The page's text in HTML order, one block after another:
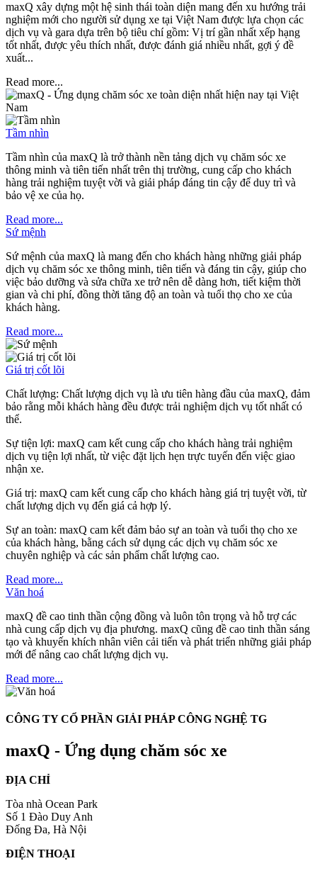
maxQ xây dựng một hệ sinh thái toàn diện mang đến xu hướng trải
nghiệm mới cho người sử dụng xe tại Việt Nam được lựa chọn các
dịch vụ và gara dựa trên bộ tiêu chí gồm: Vị trí gần nhất xếp hạng
tốt nhất, được yêu thích nhất, được đánh giá nhiều nhất, gợi ý đề
xuất...
Read more...
Tầm nhìn
Tầm nhìn của maxQ là trở thành nền tảng dịch vụ chăm sóc xe
thông minh và tiên tiến nhất trên thị trường, cung cấp cho khách
hàng trải nghiệm tuyệt vời và giải pháp đáng tin cậy để duy trì và
bảo vệ xe của họ.
Read more...
Sứ mệnh
Sứ mệnh của maxQ là mang đến cho khách hàng những giải pháp
dịch vụ chăm sóc xe thông minh, tiên tiến và đáng tin cậy, giúp cho
việc bảo dưỡng và sửa chữa xe trở nên dễ dàng hơn, tiết kiệm thời
gian và chi phí, đồng thời tăng độ an toàn và tuổi thọ cho xe của
khách hàng.
Read more...
Giá trị cốt lõi
Chất lượng: Chất lượng dịch vụ là ưu tiên hàng đầu của maxQ, đảm
bảo rằng mỗi khách hàng đều được trải nghiệm dịch vụ tốt nhất có
thể.
Sự tiện lợi: maxQ cam kết cung cấp cho khách hàng trải nghiệm
dịch vụ tiện lợi nhất, từ việc đặt lịch hẹn trực tuyến đến việc giao
nhận xe.
Giá trị: maxQ cam kết cung cấp cho khách hàng giá trị tuyệt vời, từ
chất lượng dịch vụ đến giá cả hợp lý.
Sự an toàn: maxQ cam kết đảm bảo sự an toàn và tuổi thọ cho xe
của khách hàng, bằng cách sử dụng các dịch vụ chăm sóc xe
chuyên nghiệp và các sản phẩm chất lượng cao.
Read more...
Văn hoá
maxQ đề cao tinh thần cộng đồng và luôn tôn trọng và hỗ trợ các
nhà cung cấp dịch vụ địa phương. maxQ cũng đề cao tinh thần sáng
tạo và khuyến khích nhân viên cải tiến và phát triển những giải pháp
mới để nâng cao chất lượng dịch vụ.
Read more...
CÔNG TY CỔ PHẦN GIẢI PHÁP CÔNG NGHỆ TG
maxQ - Ứng dụng chăm sóc xe
ĐỊA CHỈ
Tòa nhà Ocean Park
Số 1 Đào Duy Anh
Đống Đa, Hà Nội
ĐIỆN THOẠI